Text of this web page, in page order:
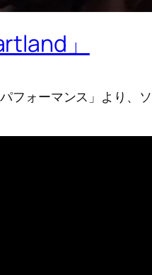
」
フォーマンス」より、